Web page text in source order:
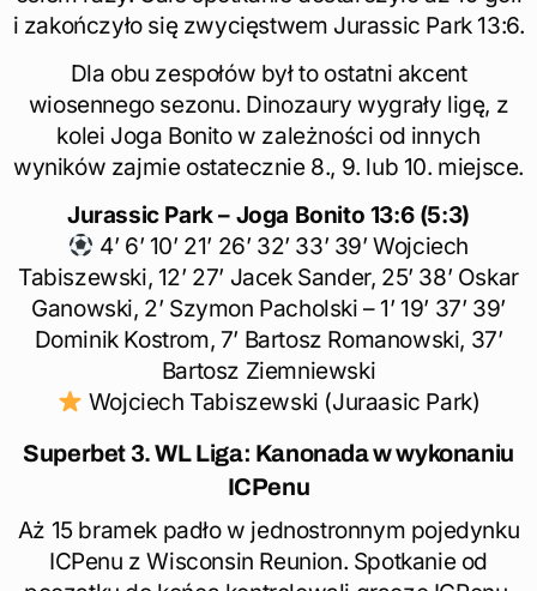
i zakończyło się zwycięstwem Jurassic Park 13:6.
Dla obu zespołów był to ostatni akcent
wiosennego sezonu. Dinozaury wygrały ligę, z
kolei Joga Bonito w zależności od innych
wyników zajmie ostatecznie 8., 9. lub 10. miejsce.
Jurassic Park – Joga Bonito 13:6 (5:3)
4’ 6’ 10’ 21’ 26’ 32’ 33’ 39’ Wojciech
Tabiszewski, 12’ 27’ Jacek Sander, 25’ 38’ Oskar
Ganowski, 2’ Szymon Pacholski – 1’ 19’ 37’ 39’
Dominik Kostrom, 7’ Bartosz Romanowski, 37’
Bartosz Ziemniewski
Wojciech Tabiszewski (Juraasic Park)
Superbet 3. WL Liga: Kanonada w wykonaniu
ICPenu
Aż 15 bramek padło w jednostronnym pojedynku
ICPenu z Wisconsin Reunion. Spotkanie od